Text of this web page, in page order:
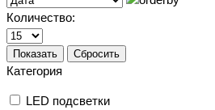
Количество:
Показать Сбросить
Категория
LED подсветки